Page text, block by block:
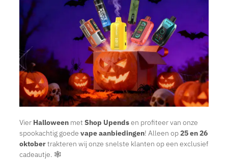
Vier Halloween metShop Upendsen profiteer van onze
spookachtig goedevape aanbiedingen! Alleen op25 en 26
oktobertrakteren wij onze snelste klanten op een exclusief
cadeautje. 🕸️